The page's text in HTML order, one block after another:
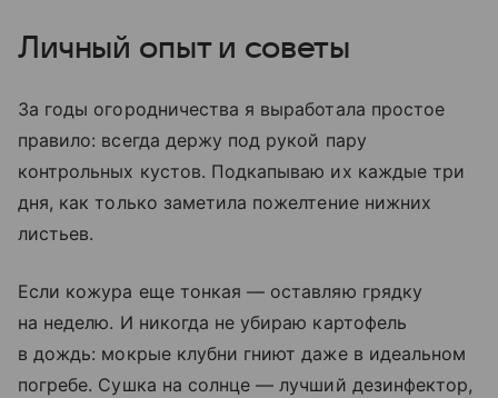
Личный опыт и советы
За годы огородничества я выработала простое
правило: всегда держу под рукой пару
контрольных кустов. Подкапываю их каждые три
дня, как только заметила пожелтение нижних
листьев.
Если кожура еще тонкая — оставляю грядку
на неделю. И никогда не убираю картофель
в дождь: мокрые клубни гниют даже в идеальном
погребе. Сушка на солнце — лучший дезинфектор,